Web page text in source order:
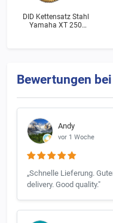
DID Kettensatz Stahl
Yamaha XT 250
Bewertungen bei
Andy
vor 1 Woche
„Schnelle Lieferung.
delivery. Good quality."